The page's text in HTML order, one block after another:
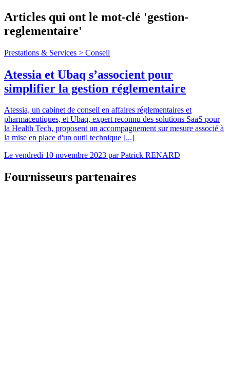
Articles qui ont le mot-clé 'gestion-
reglementaire'
Prestations & Services > Conseil
Atessia et Ubaq s’associent pour
simplifier la gestion réglementaire
Atessia, un cabinet de conseil en affaires réglementaires et
pharmaceutiques, et Ubaq, expert reconnu des solutions SaaS pour
la Health Tech, proposent un accompagnement sur mesure associé à
la mise en place d'un outil technique [...]
Le vendredi 10 novembre 2023 parPatrick RENARD
Fournisseurs partenaires